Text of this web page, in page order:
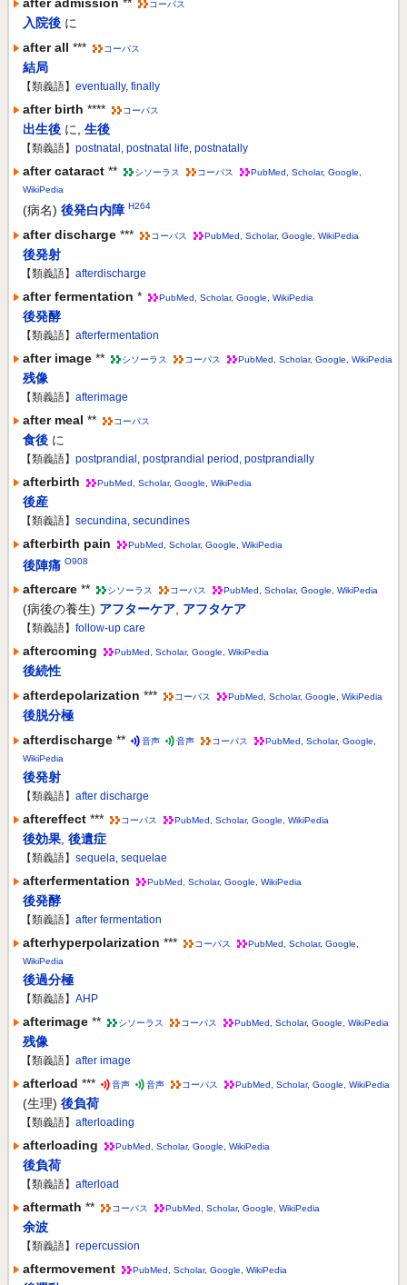
コーパス
入院後 に
after all *** コーパス
結局
【類義語】 eventually, finally
after birth **** コーパス
出生後 に 生後
【類義語】 postnatal , postnatal life, postnatally
after cataract ** シソーラス コーパス PubMed Scholar, Google
WikiPedia
(病名) 後発白内障 H264
after discharge *** コーパス PubMed Scholar, Google WikiPedia
後発射
【類義語】 afterdischarge
after fermentation * PubMed Scholar, Google WikiPedia
後発酵
【類義語】 afterfermentation
after image ** シソーラス コーパス PubMed Scholar, Google WikiPedia
残像
【類義語】 afterimage
after meal ** コーパス
食後 に
【類義語】 postprandial, postprandial period, postprandially
afterbirth PubMed Scholar, Google WikiPedia
後産
【類義語】 secundina, secundines
afterbirth pain PubMed Scholar, Google WikiPedia
後陣痛 O908
aftercare ** シソーラス コーパス PubMed , Scholar, Google, WikiPedia
(病後の養生) アフターケア, アフタケア
【類義語】 follow-up care
aftercoming PubMed , Scholar, Google, WikiPedia
後続性
afterdepolarization *** コーパス PubMed , Scholar, Google, WikiPedia
後脱分極
afterdischarge ** 音声 音声 コーパス PubMed , Scholar, Google,
WikiPedia
後発射
【類義語】 after discharge
aftereffect *** コーパス PubMed , Scholar, Google, WikiPedia
後効果, 後遺症
【類義語】 sequela, sequelae
afterfermentation PubMed , Scholar, Google, WikiPedia
後発酵
【類義語】 after fermentation
afterhyperpolarization *** コーパス PubMed , Scholar, Google,
WikiPedia
後過分極
【類義語】 AHP
afterimage ** シソーラス コーパス PubMed , Scholar, Google, WikiPedia
残像
【類義語】 after image
afterload *** 音声 音声 コーパス PubMed , Scholar, Google, WikiPedia
(生理) 後負荷
【類義語】 afterloading
afterloading PubMed , Scholar, Google, WikiPedia
後負荷
【類義語】 afterload
aftermath ** コーパス PubMed , Scholar, Google, WikiPedia
余波
【類義語】 repercussion
aftermovement PubMed , Scholar, Google, WikiPedia